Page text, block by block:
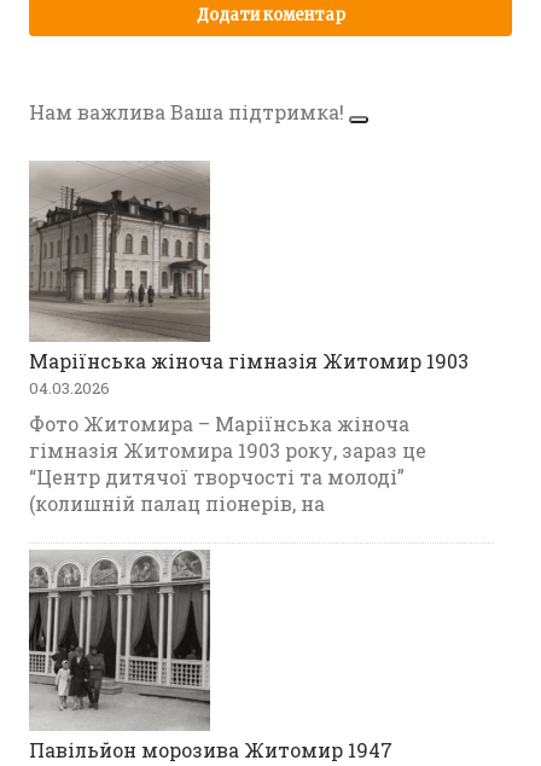
Нам важлива Ваша підтримка!
Маріїнська жіноча гімназія Житомир 1903
04.03.2026
Фото Житомира – Маріїнська жіноча
гімназія Житомира 1903 року, зараз це
“Центр дитячої творчості та молоді”
(колишній палац піонерів, на
Павільйон морозива Житомир 1947